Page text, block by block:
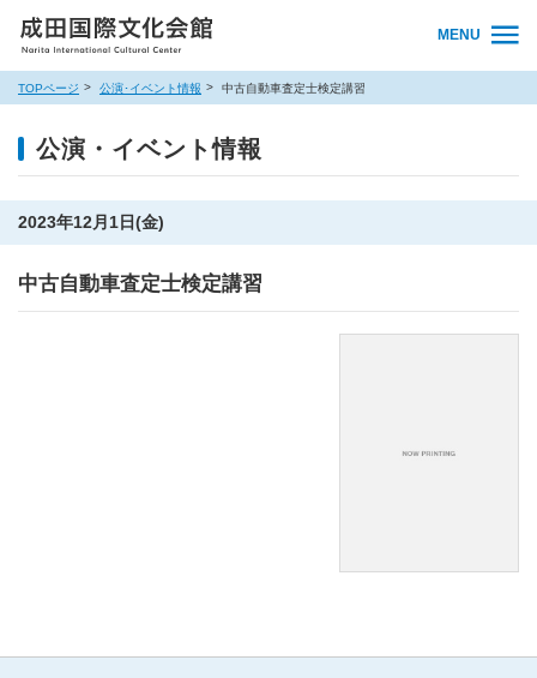
MENU
TOPページ 公演･イベント情報 中古自動車査定士検定講習
公演・イベント情報
2023年12月1日(金)
中古自動車査定士検定講習